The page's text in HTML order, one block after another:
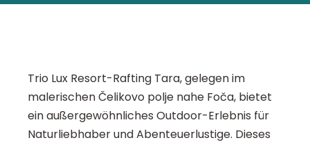
Trio Lux Resort-Rafting Tara, gelegen im
malerischen Čelikovo polje nahe Foča, bietet
ein außergewöhnliches Outdoor-Erlebnis für
Naturliebhaber und Abenteuerlustige. Dieses